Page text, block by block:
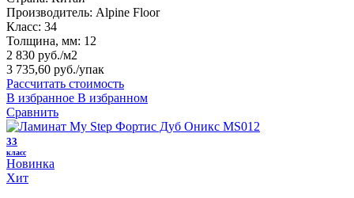
Производитель: Alpine Floor
Класс: 34
Толщина, мм: 12
2 830 руб./м2
3 735,60 руб./упак
Рассчитать стоимость
В избранное В избранном
Сравнить
33
класс
Новинка
Хит